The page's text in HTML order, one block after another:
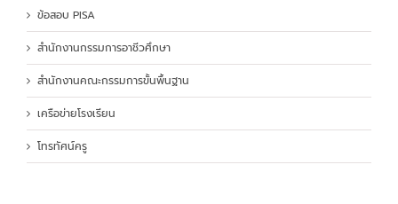
ข้อสอบ PISA
สำนักงานกรรมการอาชีวศึกษา
สำนักงานคณะกรรมการขั้นพื้นฐาน
เครือข่ายโรงเรียน
โทรทัศน์ครู